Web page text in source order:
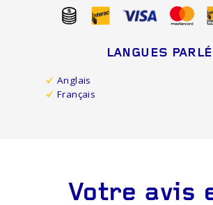
LANGUES
Anglais
Français
Votre avis